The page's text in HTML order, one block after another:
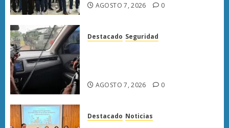
AGOSTO 7, 2026 0
Destacado Seguridad
AGOSTO 7, 2026 0
Destacado Noticias